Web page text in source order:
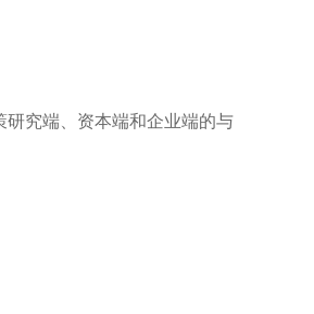
研究端、资本端和企业端的与